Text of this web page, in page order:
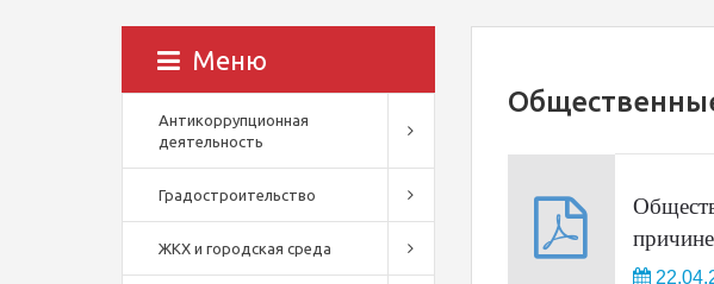
Меню
Антикоррупционная
деятельность
Градостроительство
ЖКХ и городская среда